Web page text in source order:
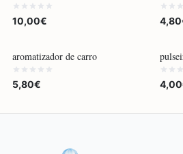
10,00€
aromatizador de carro
5,80€